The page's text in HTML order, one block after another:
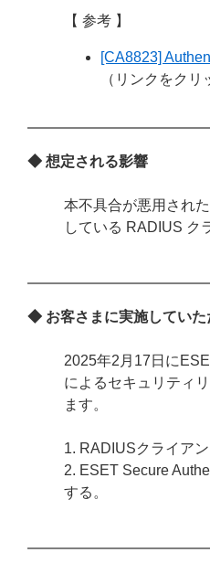
【 参考 】
[CA8823]
（リンクをク
◆ 想定される影響
本不具合が悪用され
している RADIUS ク
◆ お客さまに実施していた
2025年2月17日に
によるセキュリティ
ます。
1. RADIUSクライア
2. ESET Secure
する。